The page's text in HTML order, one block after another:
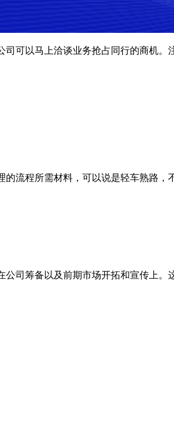
可以马上洽谈业务抢占同行的商机。
流程所需材料，可以说是轻车熟路
司筹备以及前期市场开拓和宣传上。